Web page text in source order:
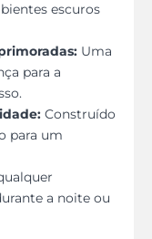
escuros
Uma
para a
Construído
para um
a noite ou